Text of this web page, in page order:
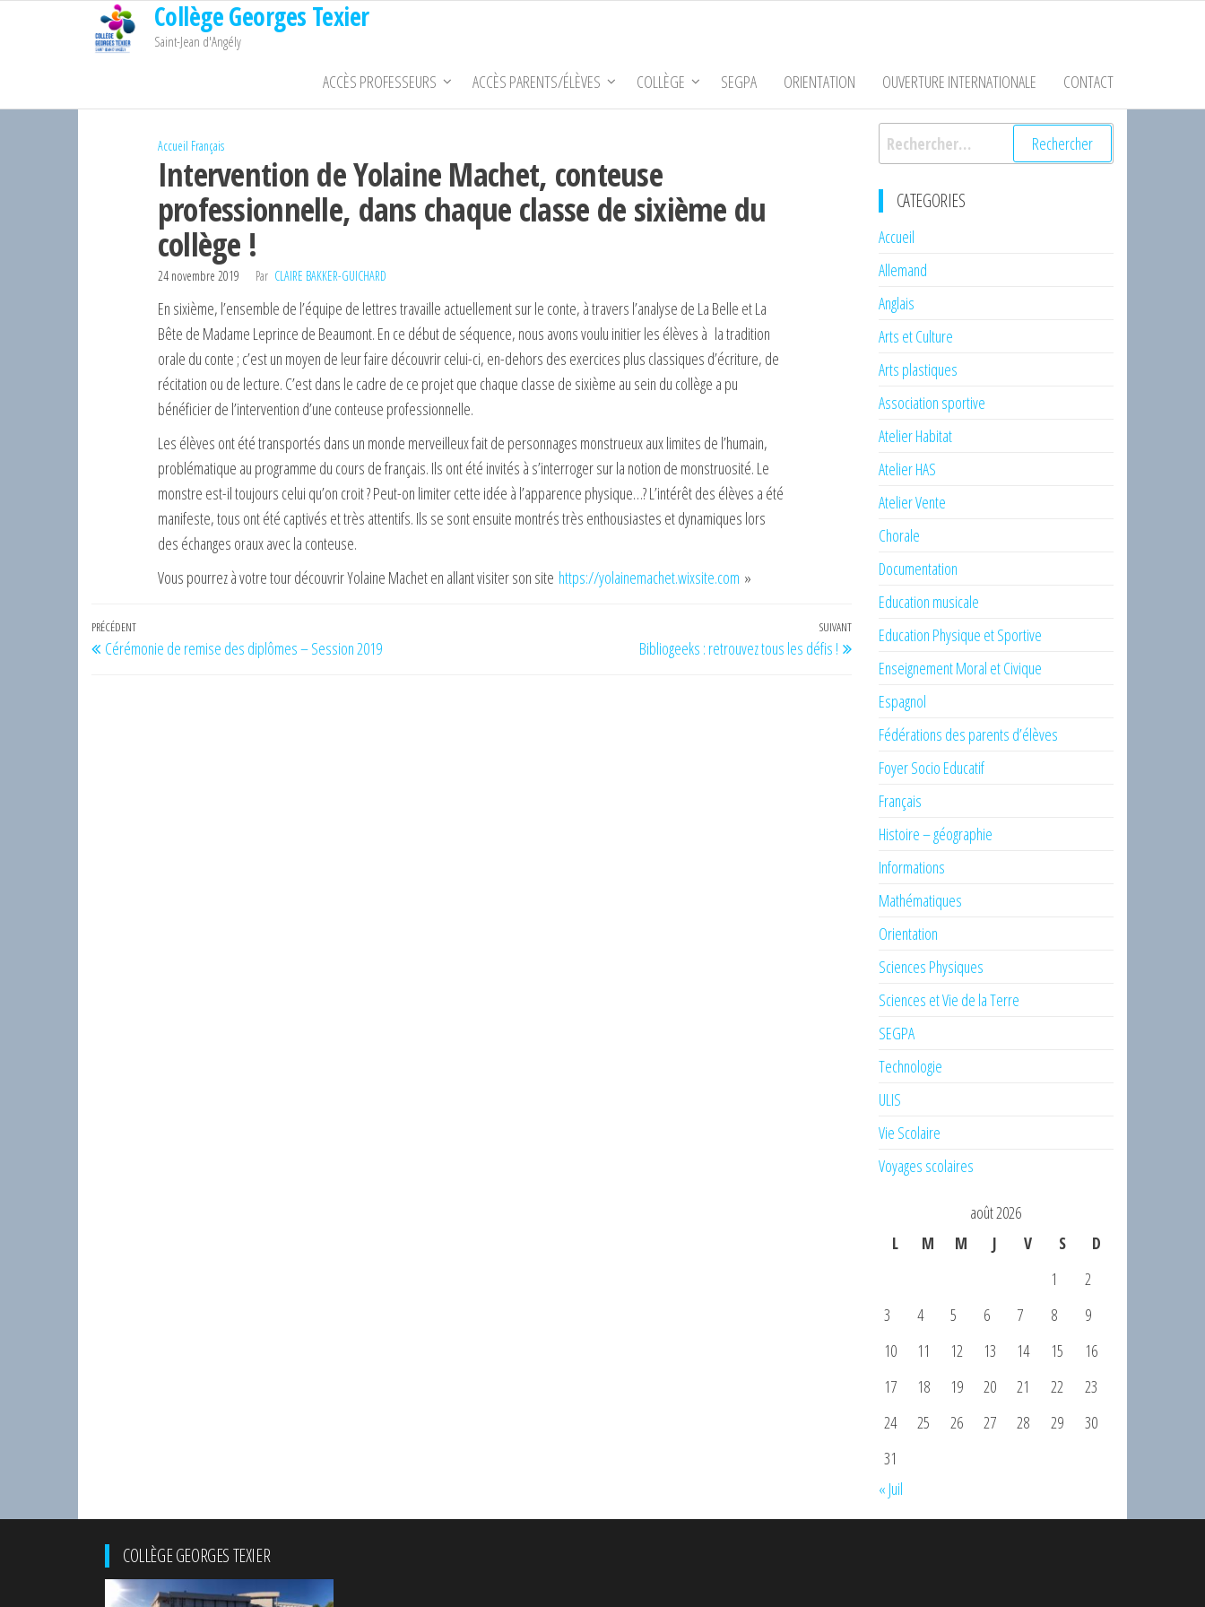
Collège Georges Texier
Saint-Jean d'Angély
ACCÈS PROFESSEURS ACCÈS PARENTS/ÉLÈVES COLLÈGE SEGPA ORIENTATION OUVERTURE INTERNATIONALE CONTACT
Accueil Français
Intervention de Yolaine Machet, conteuse
professionnelle, dans chaque classe de sixième du
collège !
24 novembre 2019 Par CLAIRE BAKKER-GUICHARD
En sixième, l’ensemble de l’équipe de lettres travaille actuellement sur le conte, à travers l’analyse de La Belle et La
Bête de Madame Leprince de Beaumont. En ce début de séquence, nous avons voulu initier les élèves à la tradition
orale du conte ; c’est un moyen de leur faire découvrir celui-ci, en-dehors des exercices plus classiques d’écriture, de
récitation ou de lecture. C’est dans le cadre de ce projet que chaque classe de sixième au sein du collège a pu
bénéficier de l’intervention d’une conteuse professionnelle.
Les élèves ont été transportés dans un monde merveilleux fait de personnages monstrueux aux limites de l’humain,
problématique au programme du cours de français. Ils ont été invités à s’interroger sur la notion de monstruosité. Le
monstre est-il toujours celui qu’on croit ? Peut-on limiter cette idée à l’apparence physique…? L’intérêt des élèves a été
manifeste, tous ont été captivés et très attentifs. Ils se sont ensuite montrés très enthousiastes et dynamiques lors
des échanges oraux avec la conteuse.
Vous pourrez à votre tour découvrir Yolaine Machet en allant visiter son site https://yolainemachet.wixsite.com »
Navigation
de
Article
précédent
PRÉCÉDENT
Cérémonie de remise des diplômes – Session 2019
Article
suivant
SUIVANT
Bibliogeeks : retrouvez tous les défis !
Rechercher :
CATEGORIES
Accueil
Allemand
Anglais
Arts et Culture
Arts plastiques
Association sportive
Atelier Habitat
Atelier HAS
Atelier Vente
Chorale
Documentation
Education musicale
Education Physique et Sportive
Enseignement Moral et Civique
Espagnol
Fédérations des parents d’élèves
Foyer Socio Educatif
Français
Histoire – géographie
Informations
Mathématiques
Orientation
Sciences Physiques
Sciences et Vie de la Terre
SEGPA
Technologie
ULIS
Vie Scolaire
Voyages scolaires
août 2026
L
M M J V S
D
1
2
3
4 5 6 7 8
9
10
11 12 13 14 15
16
17
18 19 20 21 22
23
24
25 26 27 28 29
30
31
« Juil
COLLÈGE GEORGES TEXIER